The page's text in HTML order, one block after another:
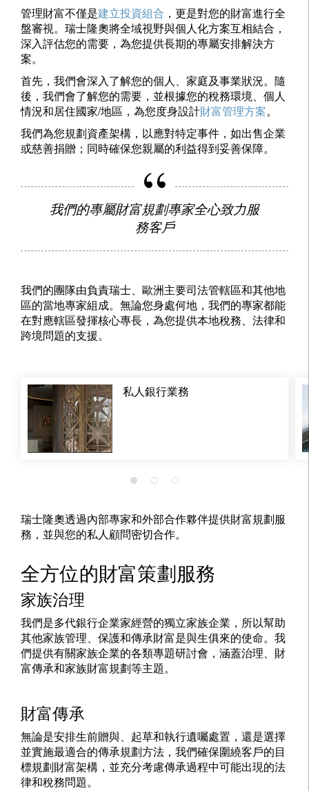
管理財富不僅是建立投資組合 ，更是對您的財富進行全
盤審視。瑞士隆奧將全域視野與個人化方案互相結合，
深入評估您的需要，為您提供長期的專屬安排解決方
案。
首先，我們會深入了解您的個人、家庭及事業狀況。隨
後，我們會了解您的需要，並根據您的稅務環境、個人
情況和居住國家/地區，為您度身設計財富管理方案。
我們為您規劃資產架構，以應對特定事件，如出售企業
或慈善捐贈；同時確保您親屬的利益得到妥善保障。
我們的專屬財富規劃專家全心致力服
務客戶
我們的團隊由負責瑞士、歐洲主要司法管轄區和其他地
區的當地專家組成。無論您身處何地，我們的專家都能
在對應轄區發揮核心專長，為您提供本地稅務、法律和
跨境問題的支援。
私人銀行業務
瑞士隆奧透過內部專家和外部合作夥伴提供財富規劃服
務，並與您的私人顧問密切合作。
全方位的財富策劃服務
家族治理
我們是多代銀行企業家經營的獨立家族企業，所以幫助
其他家族管理、保護和傳承財富是與生俱來的使命。我
們提供有關家族企業的各類專題研討會，涵蓋治理、財
富傳承和家族財富規劃等主題。
財富傳承
無論是安排生前贈與、起草和執行遺囑處置，還是選擇
並實施最適合的傳承規劃方法，我們確保圍繞客戶的目
標規劃財富架構，並充分考慮傳承過程中可能出現的法
律和稅務問題。